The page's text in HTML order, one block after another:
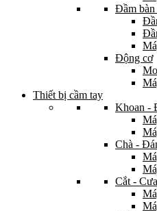
Đầm
Động cơ
Thiết bị cầm tay
Khoan -
Chà -
Cắt - Cưa